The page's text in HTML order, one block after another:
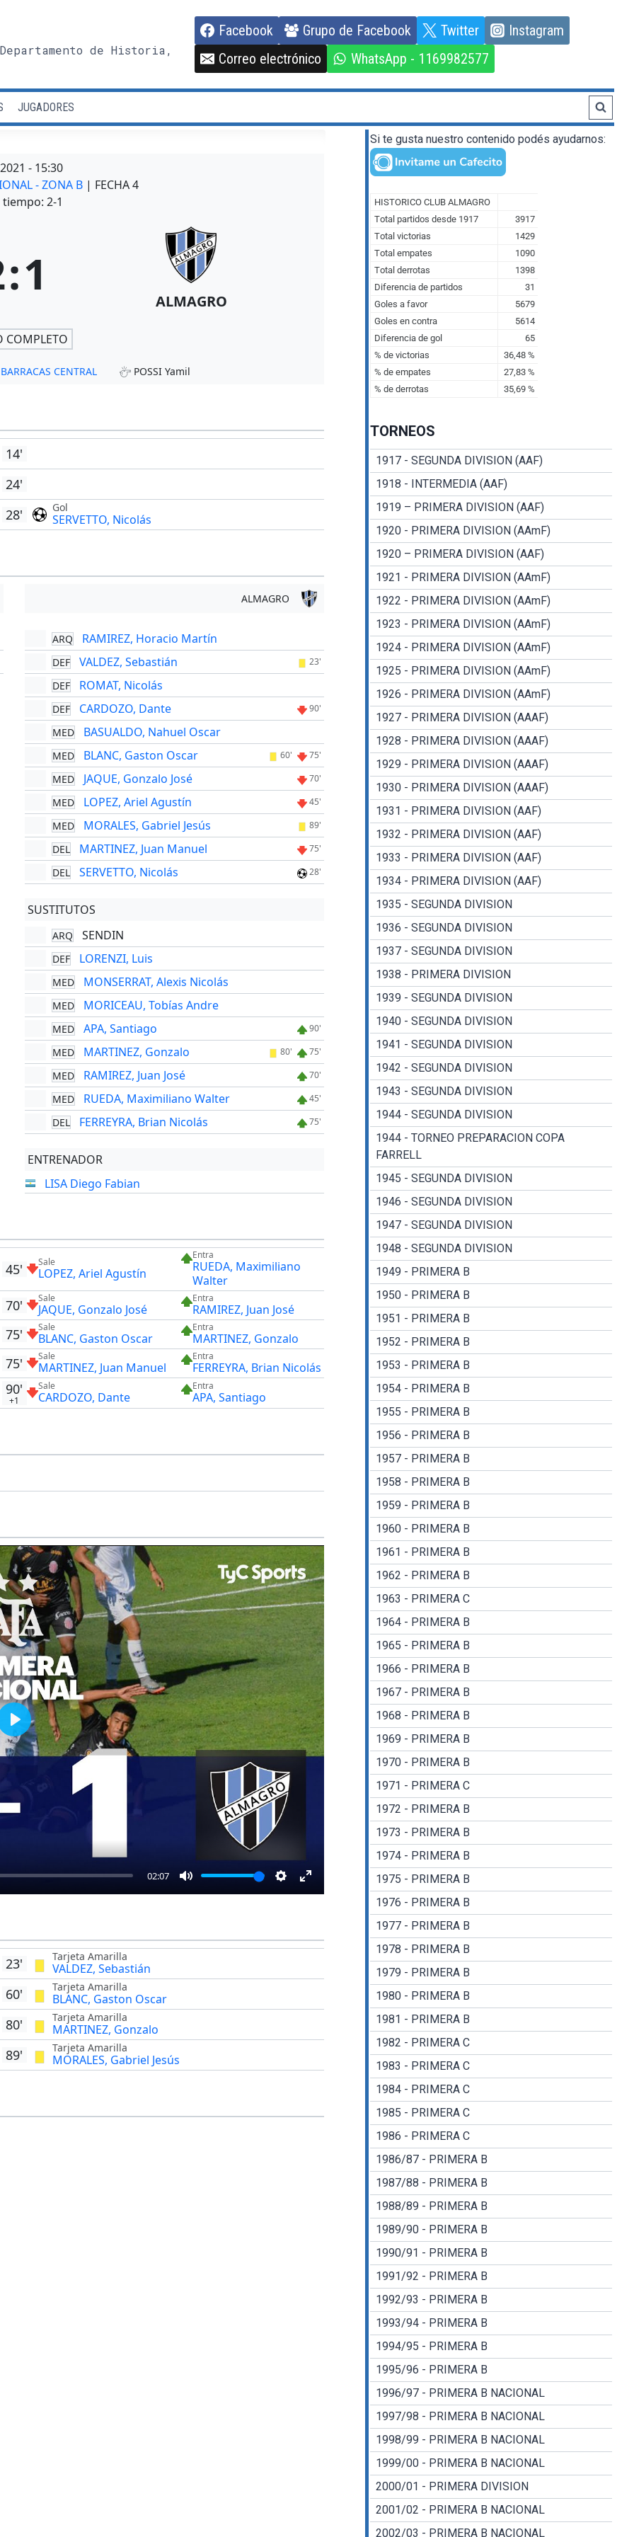
de Historia,
Facebook Grupo de Facebook Twitter
Instagram
Correo electrónico
WhatsApp - 1169982577
JUGADORES
- 15:30
- ZONA B | FECHA 4
2-1
:1 ALMAGRO
COMPLETO
CENTRAL POSSI Yamil
14'
24'
28'
Gol
SERVETTO, Nicolás
ALMAGRO
ARQ RAMIREZ, Horacio Martín
DEF VALDEZ, Sebastián 23'
DEF ROMAT, Nicolás
DEF CARDOZO, Dante 90'
MED BASUALDO, Nahuel Oscar
MED BLANC, Gaston Oscar 60' 75'
MED JAQUE, Gonzalo José 70'
MED LOPEZ, Ariel Agustín 45'
MED MORALES, Gabriel Jesús 89'
DEL MARTINEZ, Juan Manuel 75'
DEL SERVETTO, Nicolás 28'
SUSTITUTOS
ARQ SENDIN
DEF LORENZI, Luis
MED MONSERRAT, Alexis Nicolás
MED MORICEAU, Tobías Andre
MED APA, Santiago 90'
MED MARTINEZ, Gonzalo 80' 75'
MED RAMIREZ, Juan José 70'
MED RUEDA, Maximiliano Walter 45'
DEL FERREYRA, Brian Nicolás 75'
ENTRENADOR
LISA Diego Fabian
45' Sale
LOPEZ, Ariel Agustín
Entra
RUEDA, Maximiliano
Walter
70' Sale
JAQUE, Gonzalo José
Entra
RAMIREZ, Juan José
75' Sale
BLANC, Gaston Oscar
Entra
MARTINEZ, Gonzalo
75' Sale
MARTINEZ, Juan Manuel
Entra
FERREYRA, Brian Nicolás
90'
+1
Sale
CARDOZO, Dante
Entra
APA, Santiago
02:07
Mute Settings
Enter
Play
23' Tarjeta Amarilla
VALDEZ, Sebastián
60' Tarjeta Amarilla
BLANC, Gaston Oscar
80' Tarjeta Amarilla
MARTINEZ, Gonzalo
89' Tarjeta Amarilla
MORALES, Gabriel Jesús
Si te gusta nuestro contenido podés ayudarnos:
TORNEOS
1917 - SEGUNDA DIVISION (AAF)
1918 - INTERMEDIA (AAF)
1919 – PRIMERA DIVISION (AAF)
1920 - PRIMERA DIVISION (AAmF)
1920 – PRIMERA DIVISION (AAF)
1921 - PRIMERA DIVISION (AAmF)
1922 - PRIMERA DIVISION (AAmF)
1923 - PRIMERA DIVISION (AAmF)
1924 - PRIMERA DIVISION (AAmF)
1925 - PRIMERA DIVISION (AAmF)
1926 - PRIMERA DIVISION (AAmF)
1927 - PRIMERA DIVISION (AAAF)
1928 - PRIMERA DIVISION (AAAF)
1929 - PRIMERA DIVISION (AAAF)
1930 - PRIMERA DIVISION (AAAF)
1931 - PRIMERA DIVISION (AAF)
1932 - PRIMERA DIVISION (AAF)
1933 - PRIMERA DIVISION (AAF)
1934 - PRIMERA DIVISION (AAF)
1935 - SEGUNDA DIVISION
1936 - SEGUNDA DIVISION
1937 - SEGUNDA DIVISION
1938 - PRIMERA DIVISION
1939 - SEGUNDA DIVISION
1940 - SEGUNDA DIVISION
1941 - SEGUNDA DIVISION
1942 - SEGUNDA DIVISION
1943 - SEGUNDA DIVISION
1944 - SEGUNDA DIVISION
1944 - TORNEO PREPARACION COPA
FARRELL
1945 - SEGUNDA DIVISION
1946 - SEGUNDA DIVISION
1947 - SEGUNDA DIVISION
1948 - SEGUNDA DIVISION
1949 - PRIMERA B
1950 - PRIMERA B
1951 - PRIMERA B
1952 - PRIMERA B
1953 - PRIMERA B
1954 - PRIMERA B
1955 - PRIMERA B
1956 - PRIMERA B
1957 - PRIMERA B
1958 - PRIMERA B
1959 - PRIMERA B
1960 - PRIMERA B
1961 - PRIMERA B
1962 - PRIMERA B
1963 - PRIMERA C
1964 - PRIMERA B
1965 - PRIMERA B
1966 - PRIMERA B
1967 - PRIMERA B
1968 - PRIMERA B
1969 - PRIMERA B
1970 - PRIMERA B
1971 - PRIMERA C
1972 - PRIMERA B
1973 - PRIMERA B
1974 - PRIMERA B
1975 - PRIMERA B
1976 - PRIMERA B
1977 - PRIMERA B
1978 - PRIMERA B
1979 - PRIMERA B
1980 - PRIMERA B
1981 - PRIMERA B
1982 - PRIMERA C
1983 - PRIMERA C
1984 - PRIMERA C
1985 - PRIMERA C
1986 - PRIMERA C
1986/87 - PRIMERA B
1987/88 - PRIMERA B
1988/89 - PRIMERA B
1989/90 - PRIMERA B
1990/91 - PRIMERA B
1991/92 - PRIMERA B
1992/93 - PRIMERA B
1993/94 - PRIMERA B
1994/95 - PRIMERA B
1995/96 - PRIMERA B
1996/97 - PRIMERA B NACIONAL
1997/98 - PRIMERA B NACIONAL
1998/99 - PRIMERA B NACIONAL
1999/00 - PRIMERA B NACIONAL
2000/01 - PRIMERA DIVISION
2001/02 - PRIMERA B NACIONAL
2002/03 - PRIMERA B NACIONAL